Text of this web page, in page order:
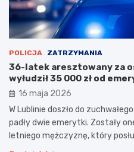
POLICJA ZATRZYMANIA
36-latek aresztowany za
wyłudził 35 000 zł od
16 maja 2026
W Lublinie doszło do
padły dwie emerytki. Zostały
letniego mężczyznę, który